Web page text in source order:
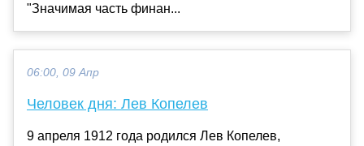
"Значимая часть финан...
06:00, 09 Апр
Человек дня: Лев Копелев
9 апреля 1912 года родился Лев Копелев,